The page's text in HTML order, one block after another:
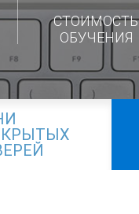
СТОИМОСТЬ
ОБУЧЕНИЯ